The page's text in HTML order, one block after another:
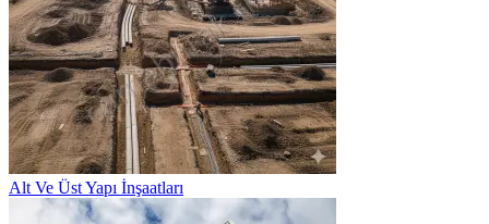
Alt Ve Üst Yapı İnşaatları